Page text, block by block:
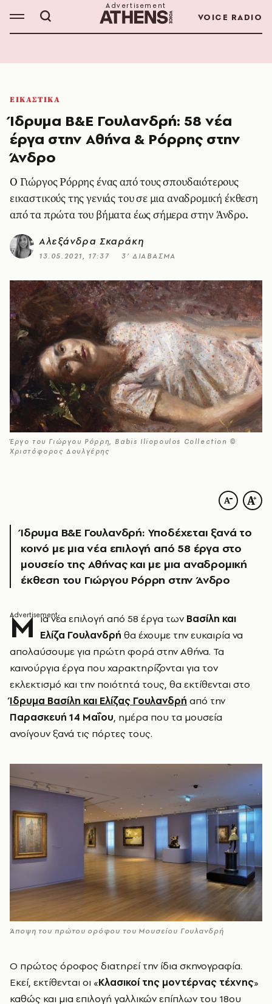
VOICE RADIO
ΕΙΚΑΣΤΙΚΑ
Ίδρυμα Β&Ε Γουλανδρή: 58 νέα
έργα στην Αθήνα & Ρόρρης στην
Άνδρο
Ο Γιώργος Ρόρρης ένας από τους σπουδαιότερους
εικαστικούς της γενιάς του σε μια αναδρομική έκθεση
από τα πρώτα του βήματα έως σήμερα στην Άνδρο.
Αλεξάνδρα Σκαράκη
13.05.2021, 17:37 3’ ΔΙΑΒΑΣΜΑ
Έργο του Γιώργου Ρόρρη, Babis Iliopoulos Collection ©
Χριστόφορος Δουλγέρης
Ίδρυμα Β&Ε Γουλανδρή: Υποδέχεται ξανά το
κοινό με μια νέα επιλογή από 58 έργα στο
μουσείο της Αθήνας και με μια αναδρομική
έκθεση του Γιώργου Ρόρρη στην Άνδρο
Μ ια νέα επιλογή από 58 έργα των Βασίλη και
Ελίζα Γουλανδρή θα έχουμε την ευκαιρία να
απολαύσουμε για πρώτη φορά στην Αθήνα. Τα
καινούργια έργα που χαρακτηρίζονται για τον
εκλεκτισμό και την ποιότητά τους, θα εκτίθενται στο
Ίδρυμα Βασίλη και Ελίζας Γουλανδρή από την
Παρασκευή 14 Μαΐου, ημέρα που τα μουσεία
ανοίγουν ξανά τις πόρτες τους.
Άποψη του πρώτου ορόφου του Μουσείου Γουλανδρή
Ο πρώτος όροφος διατηρεί την ίδια σκηνογραφία.
Εκεί, εκτίθενται οι «Κλασικοί της μοντέρνας τέχνης»
καθώς και μια επιλογή γαλλικών επίπλων του 18ου